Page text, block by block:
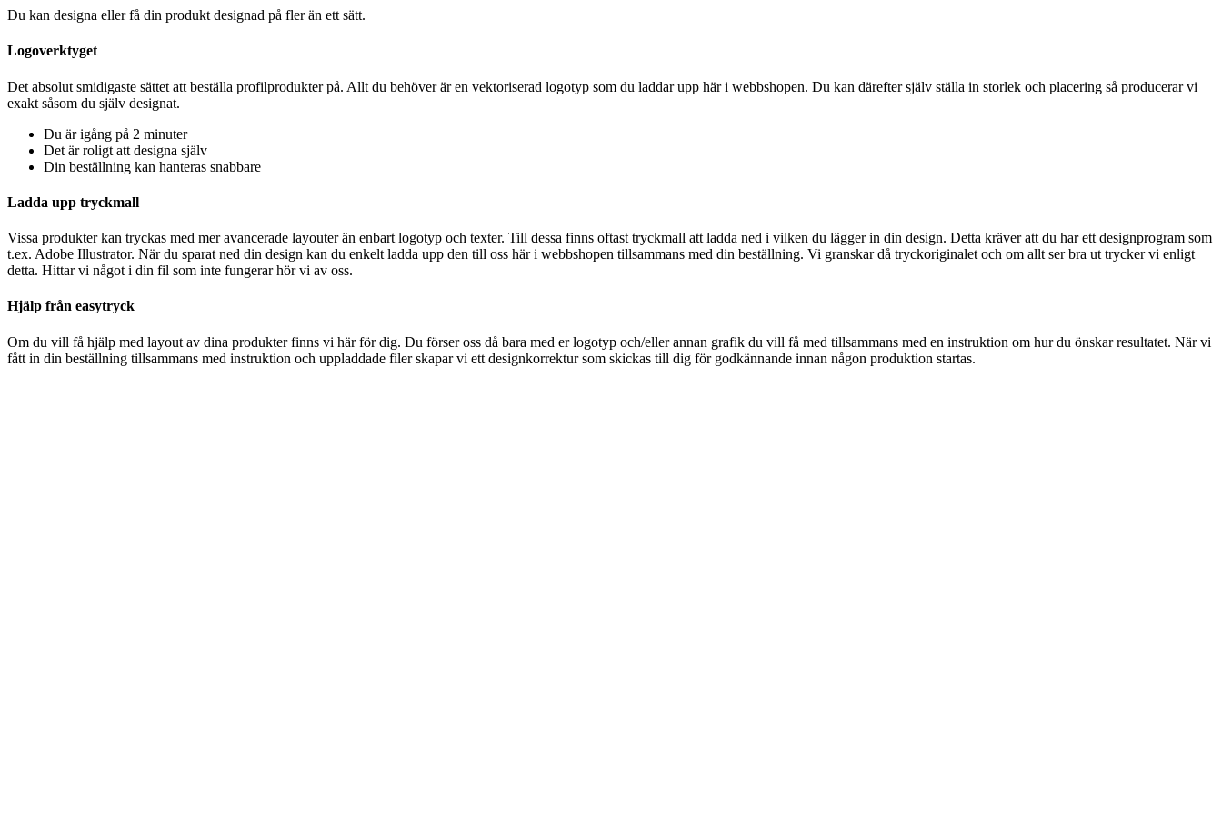
Du kan designa eller få din produkt designad på fler än ett sätt.
Logoverktyget
Det absolut smidigaste sättet att beställa profilprodukter på. Allt du behöver är en vektoriserad logotyp som du laddar upp här i webbshopen. Du kan därefter själv ställa in storlek och placering så producerar vi
exakt såsom du själv designat.
Du är igång på 2 minuter
Det är roligt att designa själv
Din beställning kan hanteras snabbare
Ladda upp tryckmall
Vissa produkter kan tryckas med mer avancerade layouter än enbart logotyp och texter. Till dessa finns oftast tryckmall att ladda ned i vilken du lägger in din design. Detta kräver att du har ett designprogram som
t.ex. Adobe Illustrator. När du sparat ned din design kan du enkelt ladda upp den till oss här i webbshopen tillsammans med din beställning. Vi granskar då tryckoriginalet och om allt ser bra ut trycker vi enligt
detta. Hittar vi något i din fil som inte fungerar hör vi av oss.
Hjälp från easytryck
Om du vill få hjälp med layout av dina produkter finns vi här för dig. Du förser oss då bara med er logotyp och/eller annan grafik du vill få med tillsammans med en instruktion om hur du önskar resultatet. När vi
fått in din beställning tillsammans med instruktion och uppladdade filer skapar vi ett designkorrektur som skickas till dig för godkännande innan någon produktion startas.